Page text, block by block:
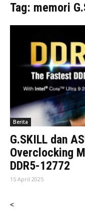
Tag: memori
Berita
G.SKILL dan
Overclocking
DDR5-12772
15 April 2025
<